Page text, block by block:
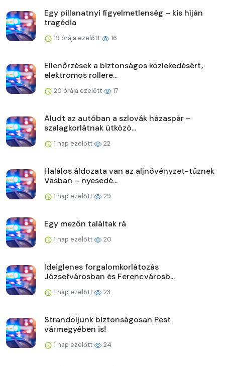
Egy pillanatnyi figyelmetlenség – kis híján
tragédia
19 órája ezelőtt 16
Ellenőrzések a biztonságos közlekedésért,
elektromos rollere...
20 órája ezelőtt 17
Aludt az autóban a szlovák házaspár –
szalagkorlátnak ütközö...
1 nap ezelőtt 22
Halálos áldozata van az aljnövényzet-tűznek
Vasban – nyesedé...
1 nap ezelőtt 29
Egy mezőn találtak rá
1 nap ezelőtt 20
Ideiglenes forgalomkorlátozás
Józsefvárosban és Ferencvárosb...
1 nap ezelőtt 23
Strandoljunk biztonságosan Pest
vármegyében is!
1 nap ezelőtt 24